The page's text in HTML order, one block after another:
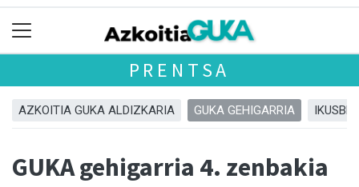
PRENTSA
AZKOITIA GUKA ALDIZKARIA GUKA GEHIGARRIA
GUKA gehigarria 4. zenbakia